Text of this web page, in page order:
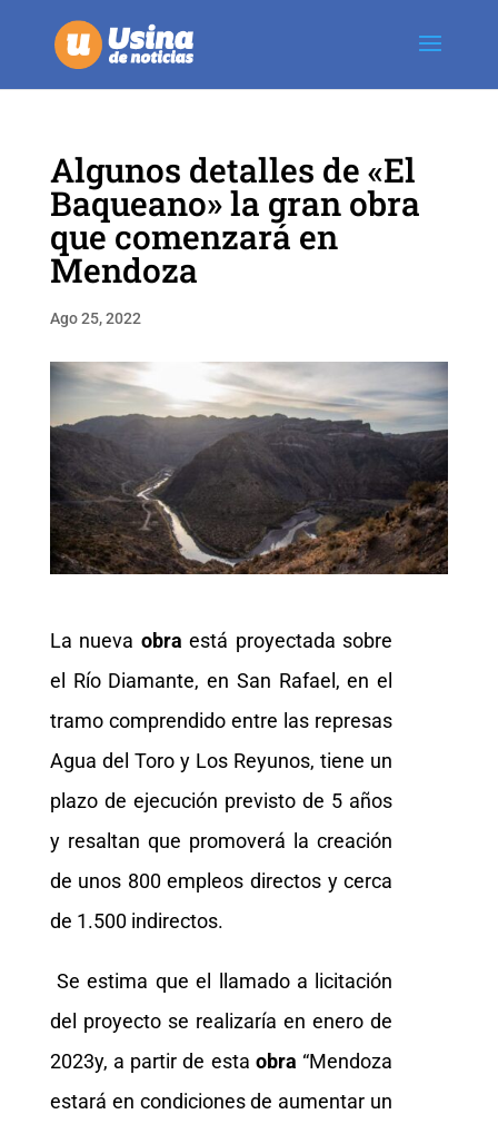
Algunos detalles de «El
Baqueano» la gran obra
que comenzará en
Mendoza
Ago 25, 2022
La nueva obraestá proyectada sobre
el Río Diamante, en San Rafael, en el
tramo comprendido entre las represas
Agua del Toro y Los Reyunos, tiene un
plazo de ejecución previsto de 5 años
y resaltan que promoverá la creación
de unos 800 empleos directos y cerca
de 1.500 indirectos.
Se estima que el llamado a licitación
del proyecto se realizaría en enero de
2023y, a partir de esta obra “Mendoza
estará en condiciones de aumentar un